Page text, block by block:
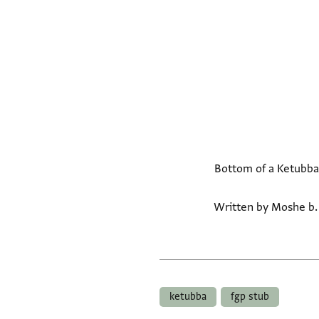
Bottom of a
Written by Moshe b.
fgp stub
ketubba